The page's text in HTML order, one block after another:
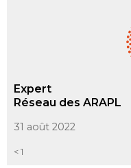
Expert
Réseau des ARAPL
31 août 2022
< 1